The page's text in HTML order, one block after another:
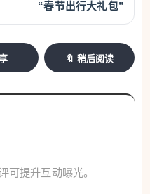
造性重构，使其既保留
叹息，时而如内心独
现维度。
改编——将蔡伯喈的赴
“春节出行大礼包”
🔖 稍后阅读
可提升互动曝光。